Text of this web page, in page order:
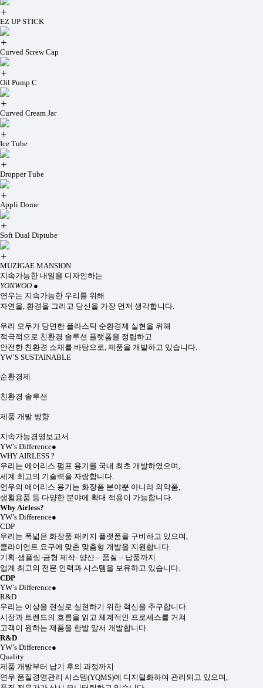
EZ UP STICK
Curved Screw Cap
Oil Pump C
Curved Cream Jar
Ice Tube
Dropper Tube
Appli Dome
Soft Dual Diptube
MUZIGAE MANSION
지속가능한 내일을 디자인하는
YONWOO ●
연우는 지속가능한 우리를 위해
자연을, 환경을 그리고 당신을 가장 먼저 생각합니다.
우리 모두가 당면한 플라스틱 순환경제 실현을 위해
적극적으로 친환경 솔루션 플랫폼을 정립하고
안전한 친환경 소재를 바탕으로, 제품을 개발하고 있습니다.
YW’S SUSTAINABLE
순환경제
친환경 솔루션
제품 개발 방향
지속가능경영보고서
YW’s Difference●
WHY AIRLESS ?
우리는 에어리스 펌프 용기를 국내 최초 개발하였으며,
세계 최고의 기술력을 자랑합니다.
연우의 에어리스 용기는 화장품 분야뿐 아니라 의약품,
생활용품 등 다양한 분야에 확대 적용이 가능합니다.
Why Airless?
YW’s Difference●
CDP
우리는 폭넓은 화장품 패키지 플랫폼을 구비하고 있으며,
클라이언트 요구에 맞춘 맞춤형 개발을 지원합니다.
기획-샘플링-금형 제작- 양산 – 품질 – 납품까지
업계 최고의 전문 인력과 시스템을 보유하고 있습니다.
CDP
YW’s Difference●
R&D
우리는 이상을 현실로 실현하기 위한 혁신을 추구합니다.
시장과 트렌드의 흐름을 읽고 체계적인 프로세스를 거쳐
고객이 원하는 제품을 한발 앞서 개발합니다.
R&D
YW’s Difference●
Quality
제품 개발부터 납기 후의 과정까지
연우 품질경영관리 시스템(YQMS)에 디지털화하여 관리되고 있으며,